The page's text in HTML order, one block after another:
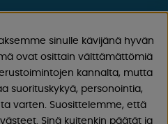
ja Instagramissa saadaksesi
tarjouksia.
sinulle kävijänä hyvän
ovat osittain välttämättömiä
kannalta, mutta
suorituskykyä, personointia,
varten. Suosittelemme, että
Sinä kuitenkin päätät ja